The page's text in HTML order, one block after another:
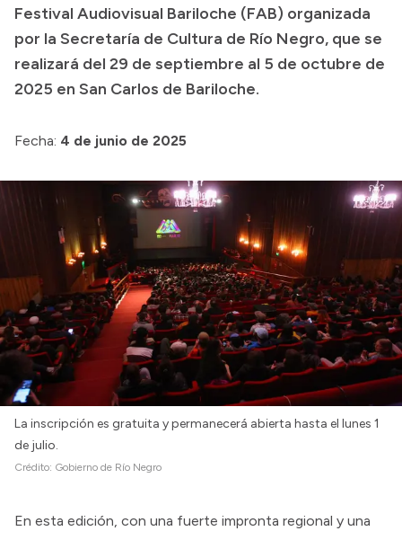
Invertí en Río Negro
Transparencia
Compras y licitaciones
Consulta de expedientes
Consulta de pago a proveedores
Convocatorias
Intranet
Login
Festival Audiovisual Bariloche (FAB) organizada
por la Secretaría de Cultura de Río Negro, que se
realizará del 29 de septiembre al 5 de octubre de
2025 en San Carlos de Bariloche.
Fecha: 4 de junio de 2025
La inscripción es gratuita y permanecerá abierta hasta el lunes 1
de julio.
Crédito: Gobierno de Río Negro
En esta edición, con una fuerte impronta regional y una